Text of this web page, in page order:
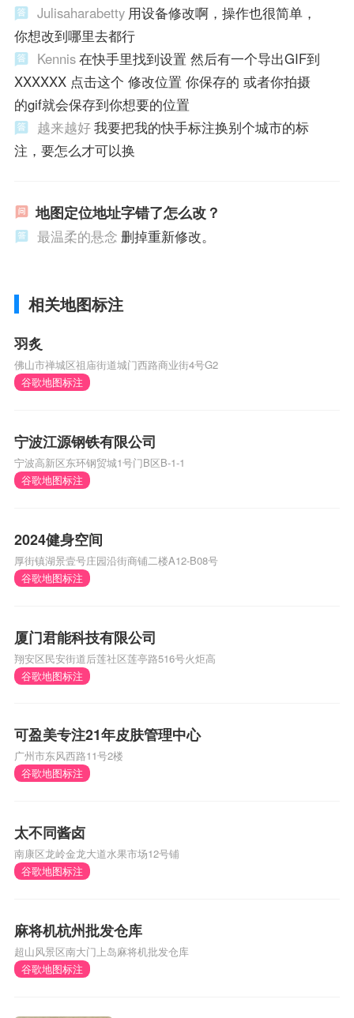
Julisaharabetty 用设备修改啊，操作也很简单，
你想改到哪里去都行
Kennis在快手里找到设置 然后有一个导出GIF到
XXXXXX 点击这个 修改位置 你保存的 或者你拍摄
的gif就会保存到你想要的位置
越来越好我要把我的快手标注换别个城市的标
注，要怎么才可以换
地图定位地址字错了怎么改？
最温柔的悬念 删掉重新修改。
相关地图标注
羽炙
佛山市禅城区祖庙街道城门西路商业街4号G2
谷歌地图标注
宁波江源钢铁有限公司
宁波高新区东环钢贸城1号门B区B-1-1
谷歌地图标注
2024健身空间
厚街镇湖景壹号庄园沿街商铺二楼A12-B08号
谷歌地图标注
厦门君能科技有限公司
翔安区民安街道后莲社区莲亭路516号火炬高
谷歌地图标注
可盈美专注21年皮肤管理中心
广州市东风西路11号2楼
谷歌地图标注
太不同酱卤
南康区龙岭金龙大道水果市场12号铺
谷歌地图标注
麻将机杭州批发仓库
超山风景区南大门上岛麻将机批发仓库
谷歌地图标注